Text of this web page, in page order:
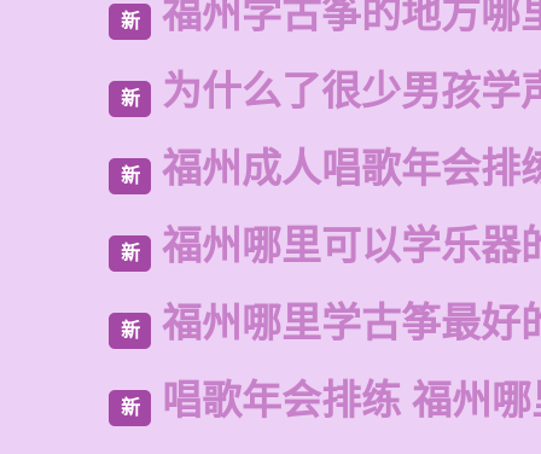
新 福州学古筝的地方哪
新 为什么了很少男孩学
新 福州成人唱歌年会排
新 福州哪里可以学乐器
新 福州哪里学古筝最好
新 唱歌年会排练 福州